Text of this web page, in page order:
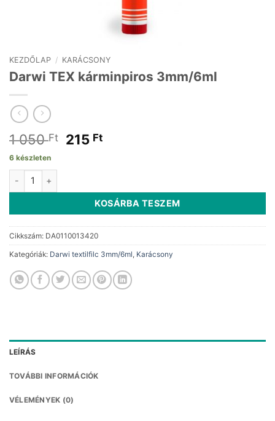
KEZDŐLAP / KARÁCSONY
Darwi TEX kárminpiros 3mm/6ml
1 050Ft
Original
050 Ft.
215 FtCurrent
6 készleten
Darwi TEX kárminpiros 3mm/6ml mennyiség
KOSÁRBA TESZEM
Cikkszám: DA0110013420
Kategóriák: Darwi textilfilc 3mm/6ml, Karácsony
LEÍRÁS
TOVÁBBI INFORMÁCIÓK
VÉLEMÉNYEK (0)